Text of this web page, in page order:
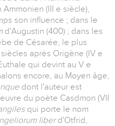
(III e siècle),
son influence ; dans le
d'Augustin (400) ; dans les
de Césarée, le plus
après Origène (IV e
qui devint au V e
encore, au Moyen âge,
dont l'auteur est
du poète Casdmon (VII
qui porte le nom
liberd'Otfrid,